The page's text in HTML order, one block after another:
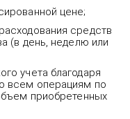
цене;
средств
(в день, неделю или
учета благодаря
всем операциям по
приобретенных